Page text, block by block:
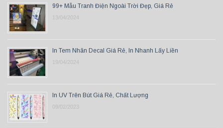
99+ Mẫu Tranh Điện Ngoài Trời Đẹp, Giá Rẻ
13/04/2024
In Tem Nhãn Decal Giá Rẻ, In Nhanh Lấy Liền
19/04/2024
In UV Trên Bút Giá Rẻ, Chất Lượng
09/02/2023